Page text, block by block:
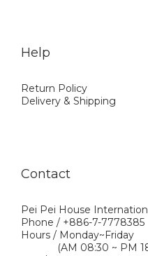
Help
Return Policy
Delivery & Shipping
Contact
Pei Pei House
Phone / +886-7-7778385
Hours / Monday~Friday
(AM 08:30 ~ PM